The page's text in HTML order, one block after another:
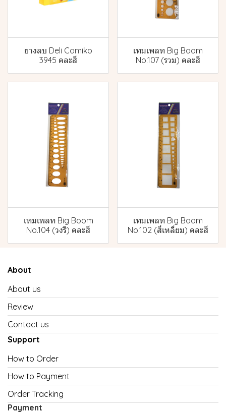
ยางลบ Deli Comiko
3945 คละสี
เทมเพลท Big Boom
No.107 (รวม) คละสี
เทมเพลท Big Boom
No.104 (วงรี) คละสี
เทมเพลท Big Boom
No.102 (สี่เหลี่ยม) คละสี
About
About us
Review
Contact us
Support
How to Order
How to Payment
Order Tracking
Payment